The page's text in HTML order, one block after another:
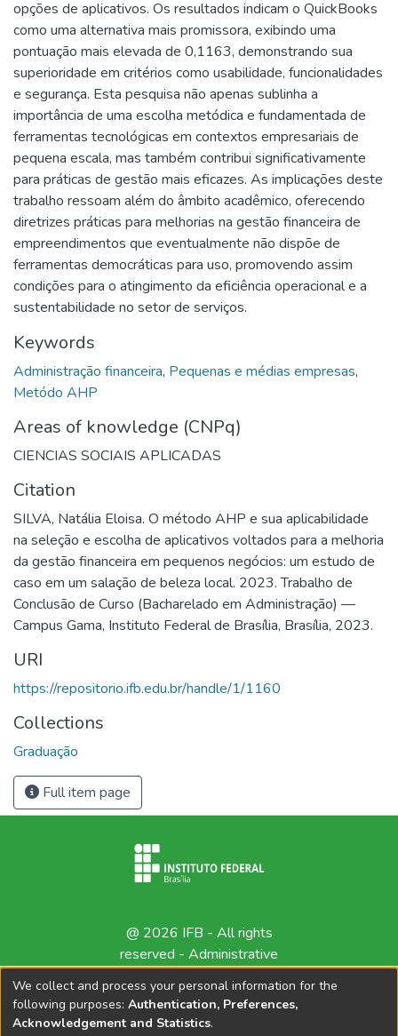
opções de aplicativos. Os resultados indicam o QuickBooks
como uma alternativa mais promissora, exibindo uma
pontuação mais elevada de 0,1163, demonstrando sua
superioridade em critérios como usabilidade, funcionalidades
e segurança. Esta pesquisa não apenas sublinha a
importância de uma escolha metódica e fundamentada de
ferramentas tecnológicas em contextos empresariais de
pequena escala, mas também contribui significativamente
para práticas de gestão mais eficazes. As implicações deste
trabalho ressoam além do âmbito acadêmico, oferecendo
diretrizes práticas para melhorias na gestão financeira de
empreendimentos que eventualmente não dispõe de
ferramentas democráticas para uso, promovendo assim
condições para o atingimento da eficiência operacional e a
sustentabilidade no setor de serviços.
Keywords
Administração financeira, Pequenas e médias empresas,
Metódo AHP
Areas of knowledge (CNPq)
CIENCIAS SOCIAIS APLICADAS
Citation
SILVA, Natália Eloisa. O método AHP e sua aplicabilidade
na seleção e escolha de aplicativos voltados para a melhoria
da gestão financeira em pequenos negócios: um estudo de
caso em um salação de beleza local. 2023. Trabalho de
Conclusão de Curso (Bacharelado em Administração) —
Campus Gama, Instituto Federal de Brasília, Brasília, 2023.
URI
https://repositorio.ifb.edu.br/handle/1/1160
Collections
Graduação
Full item page
@ 2026 IFB - All rights
reserved - Administrative
We collect and process your personal information for the
following purposes: Authentication, Preferences,
Acknowledgement and Statistics.